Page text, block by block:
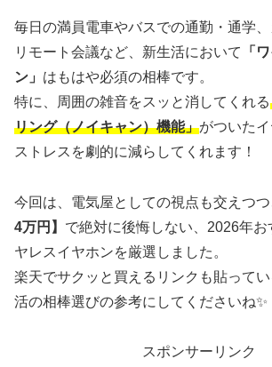
毎日の満員電車やバスでの通勤・通学
リモート会議など、新生活において
「
ン」 はもはや必須の相棒です。
特に、周囲の雑音をスッと消してくれる
リング（ノイキャン）機能」がついた
ストレスを劇的に減らしてくれます！
今回は、電気屋としての視点も交えつつ
4万円】 で絶対に後悔しない、2026年お
ヤレスイヤホンを厳選しました。
楽天でサクッと買えるリンクも貼って
活の相棒選びの参考にしてくださいね✨
スポンサーリンク